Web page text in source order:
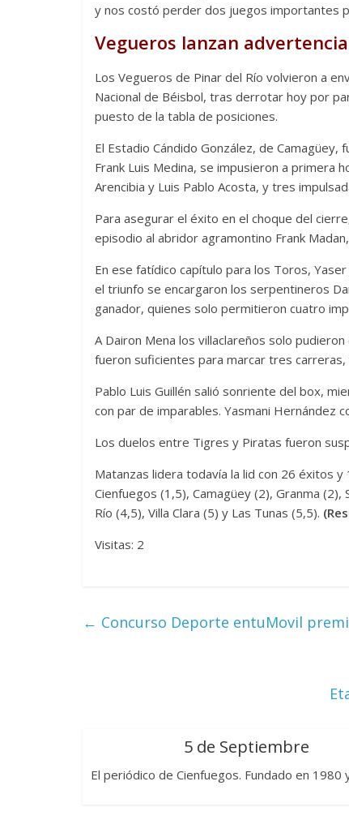
y nos costó perder dos juegos importantes
Vegueros lanzan advertencia
Los Vegueros de Pinar del Río volvieron a
Nacional de Béisbol, tras derrotar hoy por
puesto de la tabla de posiciones.
El Estadio Cándido González, de
Frank Luis Medina, se impusieron a primera
Arencibia y Luis Pablo Acosta, y tres
Para asegurar el éxito en el choque del
episodio al abridor agramontino Frank
En ese fatídico capítulo para los Toros,
el triunfo se encargaron los serpentineros
ganador, quienes solo permitieron cuatro
A Dairon Mena los villaclareños solo
fueron suficientes para marcar tres
Pablo Luis Guillén salió sonriente del box,
con par de imparables. Yasmani Hernández
Los duelos entre Tigres y Piratas fueron
Matanzas lidera todavía la lid con 26 éxitos y
Cienfuegos (1,5), Camagüey (2), Granma
Río (4,5), Villa Clara (5) y Las Tunas (5,5).
Visitas: 2
← Concurso Deporte entuMovil
5 de Septiembre
El periódico de Cienfuegos. Fundado en 1980
Las series-caramelos de
Shondaland
13 marzo, 2026 Julio Martínez Molina 0
Una
de
28 febrero,
Terror chamánico coreano
14 marzo, 2026 Julio Martínez Molina 0
29
0